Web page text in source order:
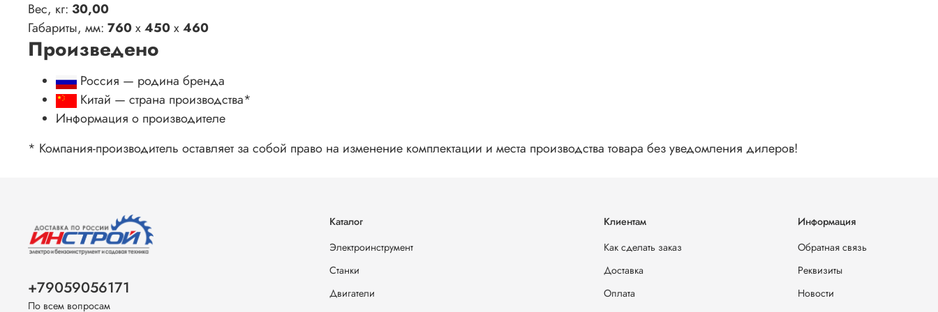
Вес, кг: 30,00
Габариты, мм: 760x450x460
Произведено
Россия — родина бренда
Китай — страна производства*
Информация о производителе
* Компания-производитель оставляет за собой право на изменение комплектации и места производства товара без уведомления дилеров!
Каталог
Электроинструмент
Станки
Двигатели
Клиентам
Как сделать заказ
Доставка
Оплата
Информация
Обратная связь
Реквизиты
Новости
+79059056171
По всем вопросам